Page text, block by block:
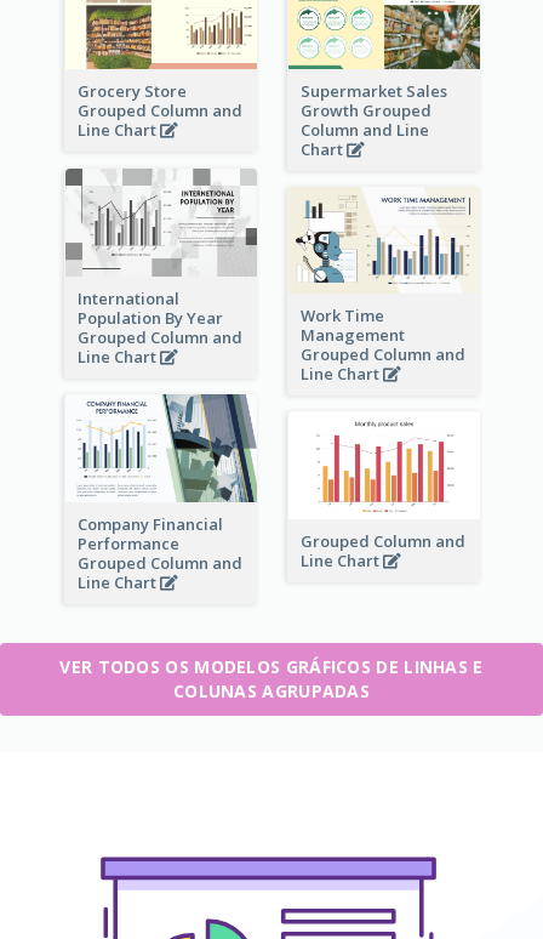
Grocery Store
Grouped Column and
Line Chart
Supermarket Sales
Growth Grouped
Column and Line
Chart
International
Population By Year
Grouped Column and
Line Chart
Work Time
Management
Grouped Column and
Line Chart
Company Financial
Performance
Grouped Column and
Line Chart
Grouped Column and
Line Chart
VER TODOS OS MODELOS GRÁFICOS DE LINHAS E
COLUNAS AGRUPADAS